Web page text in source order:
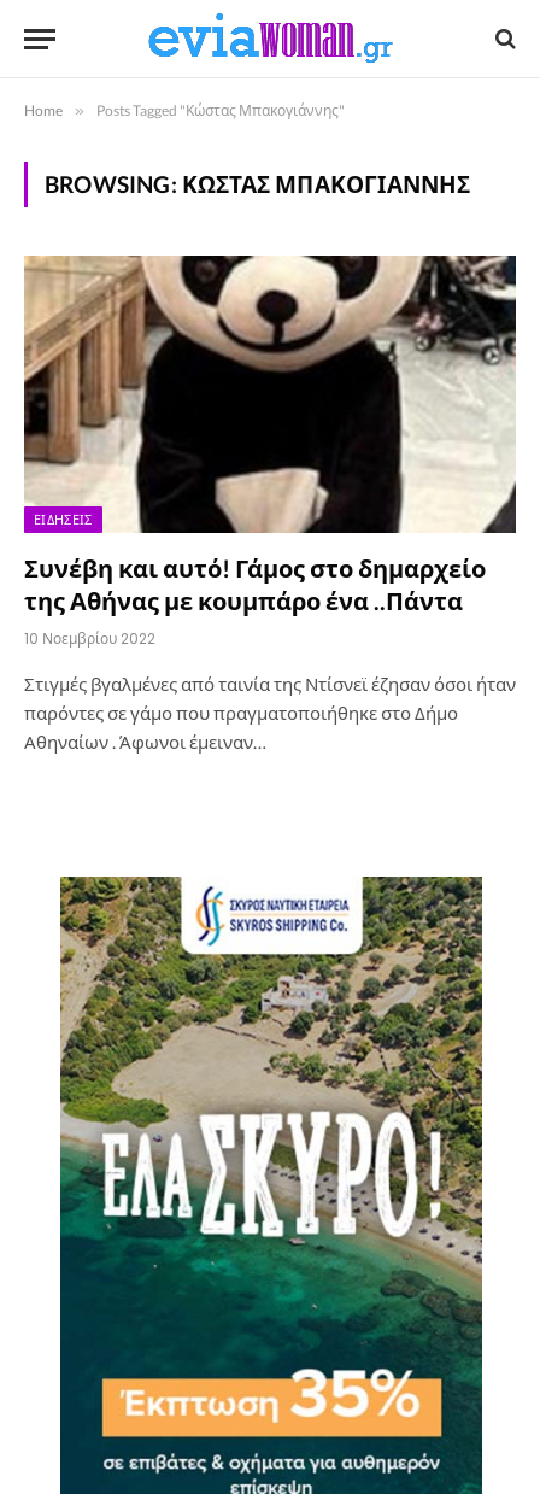
Home » Posts Tagged "Κώστας Μπακογιάννης"
BROWSING: ΚΏΣΤΑΣ ΜΠΑΚΟΓΙΆΝΝΗΣ
ΕΙΔΉΣΕΙΣ
Συνέβη και αυτό! Γάμος στο δημαρχείο
της Αθήνας με κουμπάρο ένα ..Πάντα
10 Νοεμβρίου 2022
Στιγμές βγαλμένες από ταινία της Ντίσνεϊ έζησαν όσοι ήταν
παρόντες σε γάμο που πραγματοποιήθηκε στο Δήμο
Αθηναίων . Άφωνοι έμειναν…